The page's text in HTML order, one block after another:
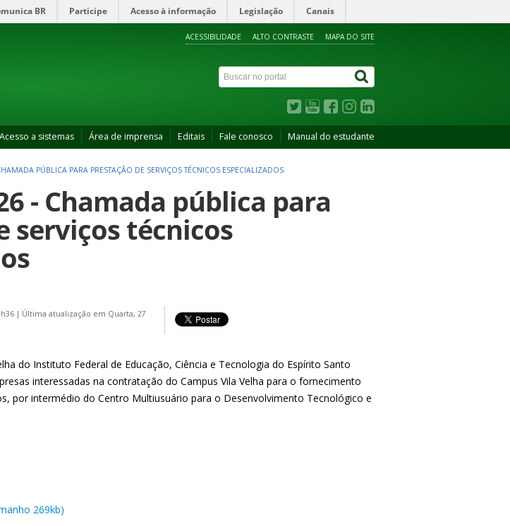
BR Participe Acesso à informação Legislação Canais
ACESSIBILIDADE ALTO CONTRASTE MAPA DO SITE
Acesso a sistemas Área de imprensa Editais Fale conosco Manual do estudante
PÚBLICA PARA PRESTAÇÃO DE SERVIÇOS TÉCNICOS ESPECIALIZADOS
- Chamada pública para
serviços técnicos
| Última atualização em Quarta, 27
do Instituto Federal de Educação, Ciência e Tecnologia do Espírito Santo
interessadas na contratação do Campus Vila Velha para o fornecimento
por intermédio do Centro Multiusuário para o Desenvolvimento Tecnológico e
269kb)